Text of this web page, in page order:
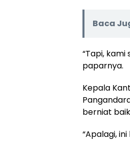
Baca
“Tapi,
paparnya.
Kepala
berniat
“Apalagi,